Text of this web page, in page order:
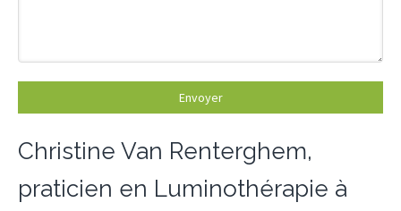
Envoyer
Christine Van Renterghem,
praticien en Luminothérapie à